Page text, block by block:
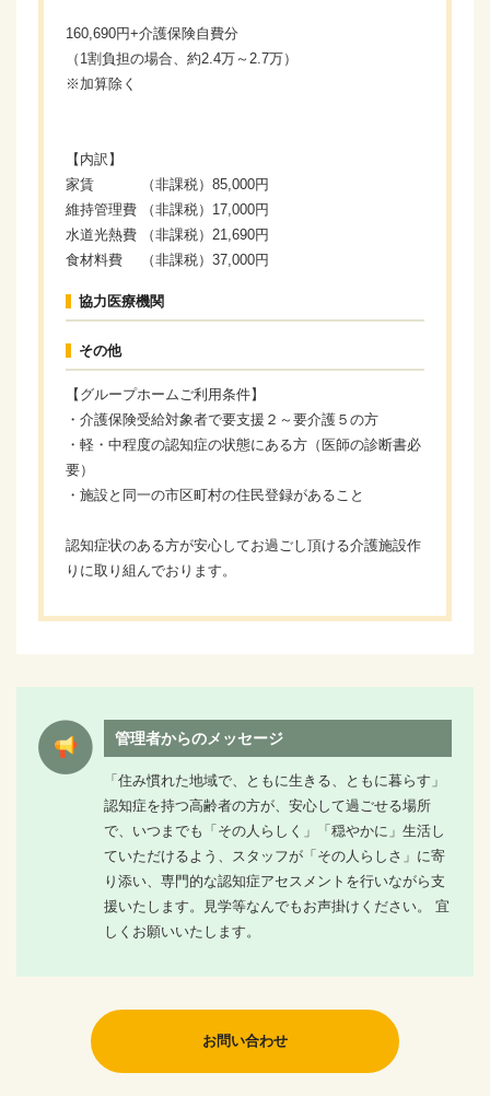
160,690円+介護保険自費分
（1割負担の場合、約2.4万～2.7万）
※加算除く
【内訳】
家賃 （非課税）85,000円
維持管理費 （非課税）17,000円
水道光熱費 （非課税）21,690円
食材料費 （非課税）37,000円
協力医療機関
その他
【グループホームご利用条件】
・介護保険受給対象者で要支援２～要介護５の方
・軽・中程度の認知症の状態にある方（医師の診断書必
要）
・施設と同一の市区町村の住民登録があること
認知症状のある方が安心してお過ごし頂ける介護施設作
りに取り組んでおります。
管理者からのメッセージ
「住み慣れた地域で、ともに生きる、ともに暮らす」
認知症を持つ高齢者の方が、安心して過ごせる場所
で、いつまでも「その人らしく」「穏やかに」生活し
ていただけるよう、スタッフが「その人らしさ」に寄
り添い、専門的な認知症アセスメントを行いながら支
援いたします。見学等なんでもお声掛けください。 宜
しくお願いいたします。
お問い合わせ